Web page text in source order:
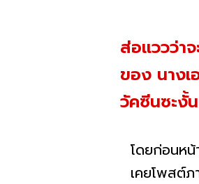
ส่อแววว่า
ของ นาง
วัคซีนซะงั้น
โดยก่อนหน้
เคยโพสต์ภ